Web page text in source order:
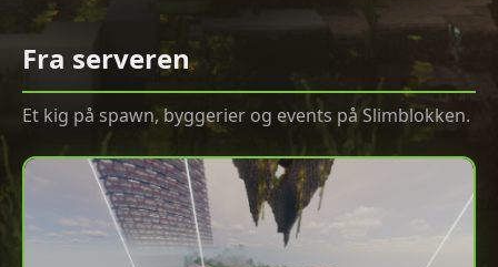
Fra serveren
Et kig på spawn, byggerier og events på Slimblokken.